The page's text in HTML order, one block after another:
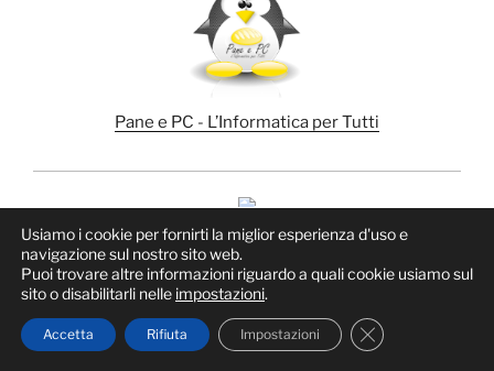
Pane e PC - L’Informatica per Tutti
Proudly powered by WordPress
Usiamo i cookie per fornirti la miglior esperienza d'uso e
navigazione sul nostro sito web.
Puoi trovare altre informazioni riguardo a quali cookie usiamo sul
sito o disabilitarli nelle impostazioni.
Accetta Rifiuta Impostazioni Close GDPR